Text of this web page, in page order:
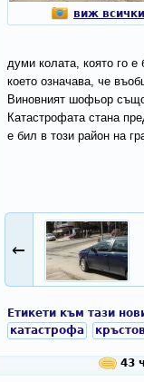
виж
думи колата, която го
което означава, че
Виновният шофьор
Катастрофата стана
е бил в този район на
←
Етикети към тази
катастрофа
43